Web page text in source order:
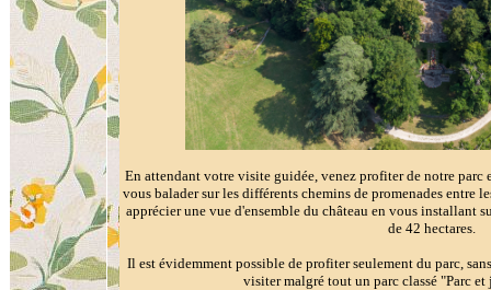
En attendant votre visite guidée, venez profiter de notre parc
vous balader sur les différents chemins de promenades entre
apprécier une vue d'ensemble du château en vous installant
de 42 hectares.
Il est évidemment possible de profiter seulement du parc,
visiter malgré tout un parc classé "Parc et